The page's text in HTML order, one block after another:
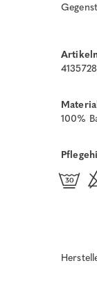
Material
100%